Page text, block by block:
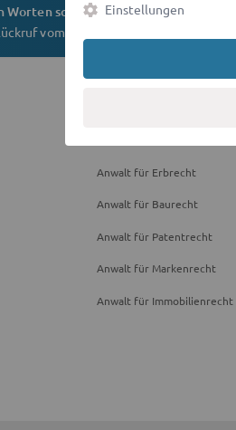
Worten schildern
vom Anwalt erhalten
Anwalt für Erbrecht
Anwalt für Baurecht
Anwalt für Patentrecht
Anwalt für Markenrecht
Anwalt für Immobilienrecht
Einstellungen